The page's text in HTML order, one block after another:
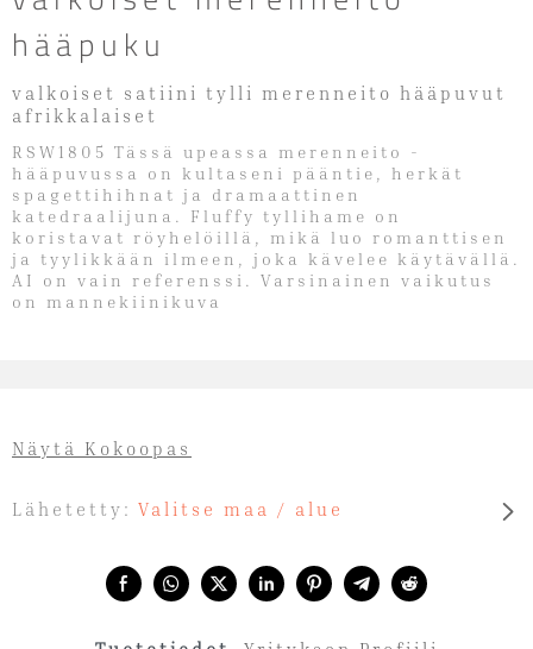
hääpuku
valkoiset satiini tylli merenneito hääpuvut
afrikkalaiset
RSW1805 Tässä upeassa merenneito -
hääpuvussa on kultaseni pääntie, herkät
spagettihihnat ja dramaattinen
katedraalijuna. Fluffy tyllihame on
koristavat röyhelöillä, mikä luo romanttisen
ja tyylikkään ilmeen, joka kävelee käytävällä.
AI on vain referenssi. Varsinainen vaikutus
on mannekiinikuva
Lähetetty: Valitse maa / alue
Näytä Kokoopas